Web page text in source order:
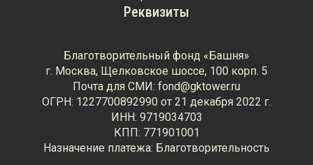
Реквизиты
Благотворительный фонд «Башня»
г. Москва, Щелковское шоссе, 100 корп. 5
Почта для СМИ: fond@gktower.ru
ОГРН: 1227700892990 от 21 декабря 2022 г.
ИНН: 9719034703
КПП: 771901001
Назначение платежа: Благотворительность